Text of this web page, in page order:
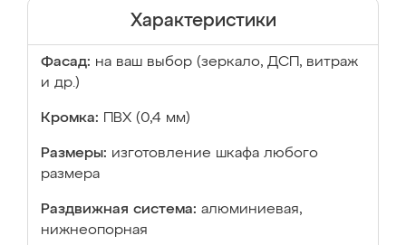
Характеристики
Фасад: на ваш выбор (зеркало, ДСП, витраж
и др.)
Кромка: ПВХ (0,4 мм)
Размеры: изготовление шкафа любого
размера
Раздвижная система: алюминиевая,
нижнеопорная